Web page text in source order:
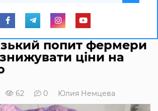
попит фермери
ціни на
62 0 Юлия Немцева